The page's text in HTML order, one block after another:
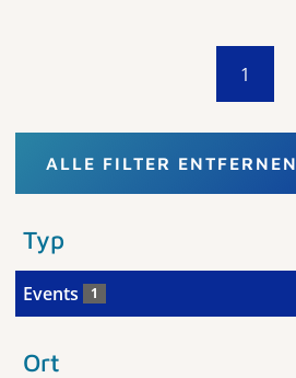
1
ALLE FILTER ENTFERNEN
Typ
Events 1
Ort